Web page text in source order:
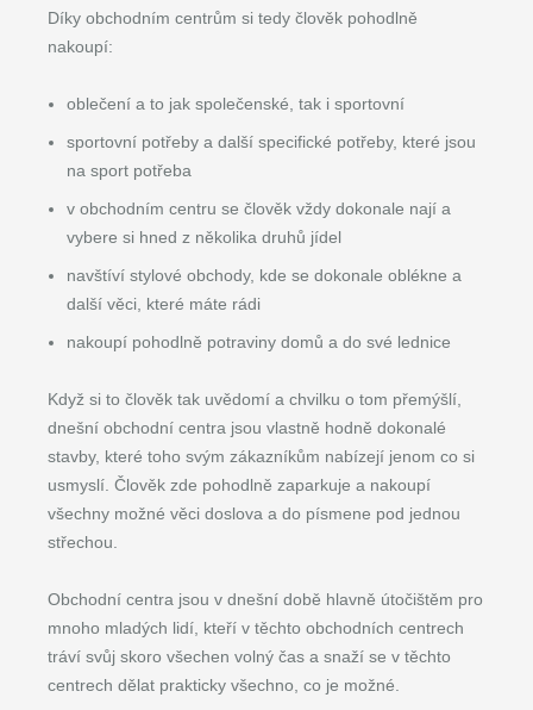
Díky obchodním centrům si tedy člověk pohodlně
nakoupí:
oblečení a to jak společenské, tak i sportovní
sportovní potřeby a další specifické potřeby, které jsou
na sport potřeba
v obchodním centru se člověk vždy dokonale nají a
vybere si hned z několika druhů jídel
navštíví stylové obchody, kde se dokonale oblékne a
další věci, které máte rádi
nakoupí pohodlně potraviny domů a do své lednice
Když si to člověk tak uvědomí a chvilku o tom přemýšlí,
dnešní obchodní centra jsou vlastně hodně dokonalé
stavby, které toho svým zákazníkům nabízejí jenom co si
usmyslí. Člověk zde pohodlně zaparkuje a nakoupí
všechny možné věci doslova a do písmene pod jednou
střechou.
Obchodní centra jsou v dnešní době hlavně útočištěm pro
mnoho mladých lidí, kteří v těchto obchodních centrech
tráví svůj skoro všechen volný čas a snaží se v těchto
centrech dělat prakticky všechno, co je možné.